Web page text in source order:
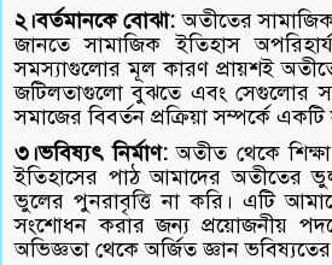
২।বর্তমানকে বোঝা: অতীতের
জানতে সামাজিক ইতিহাস
সমস্যাগুলোর মূল কারণ প্রায়শই
জটিলতাগুলো বুঝতে এবং সেগুলোর
সমাজের বিবর্তন প্রক্রিয়া সম্পর্কে
৩।ভবিষ্যৎ নির্মাণ: অতীত থেকে
ইতিহাসের পাঠ আমাদের অতীতের
ভুলের পুনরাবৃত্তি না করি। এটি
সংশোধন করার জন্য প্রয়োজনীয়
অভিজ্ঞতা থেকে অর্জিত জ্ঞান